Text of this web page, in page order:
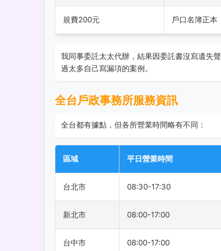
規費200元 戶口名簿正本
我同事委託太太代辦，結果因委託書沒寫遺失
過太多自己寫漏項的案例。
全台戶政事務所服務資訊
全台都有據點，但各所營業時間略有不同：
區域 平日營業時間
台北市 08:30-17:30
新北市 08:00-17:00
台中市 08:00-17:00